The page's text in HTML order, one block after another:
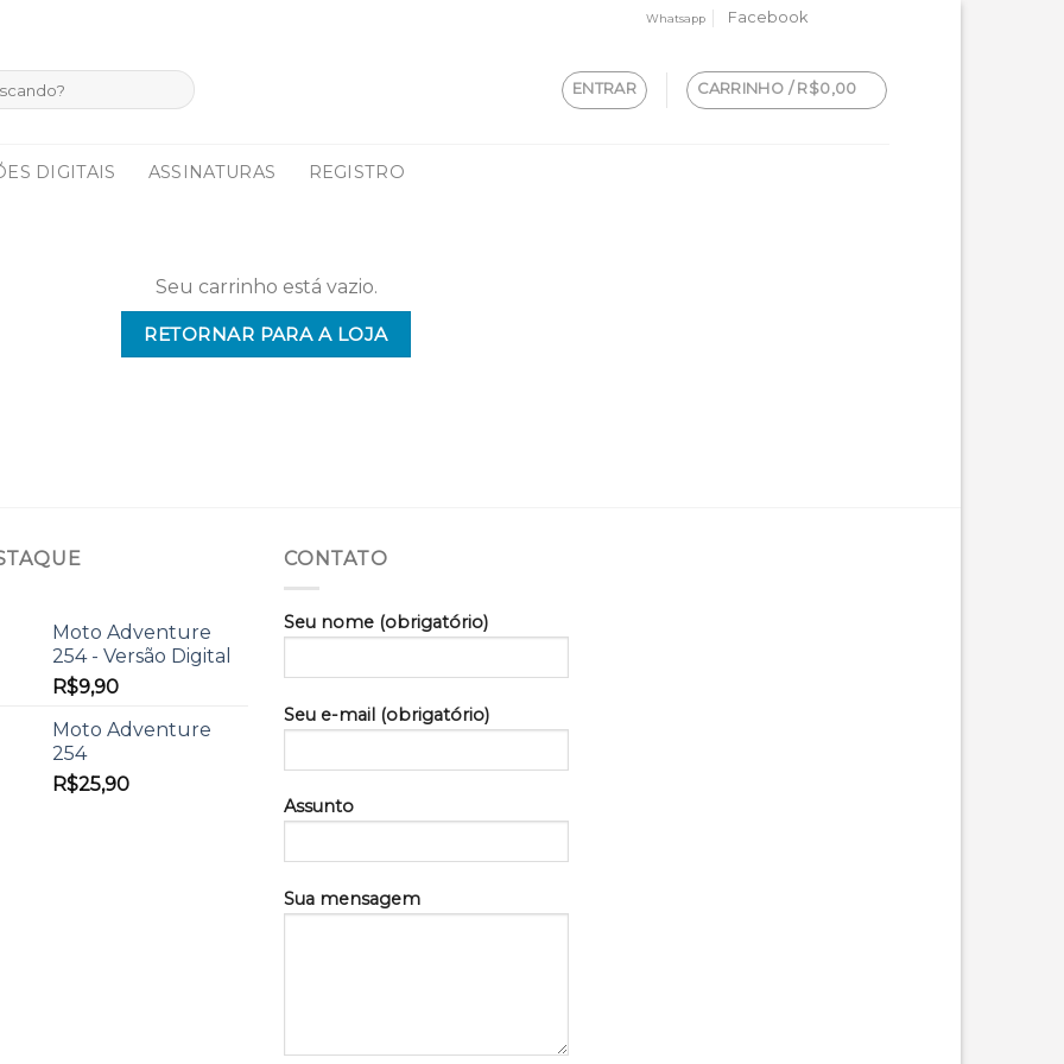
Whatsapp Facebook
ENTRAR CARRINHO / R$0,00
DIGITAIS ASSINATURAS REGISTRO
Seu carrinho está vazio.
RETORNAR PARA A LOJA
Moto Adventure
254 - Versão Digital
R$9,90
Moto Adventure
254
R$25,90
CONTATO
Seu nome (obrigatório)
Seu e-mail (obrigatório)
Assunto
Sua mensagem